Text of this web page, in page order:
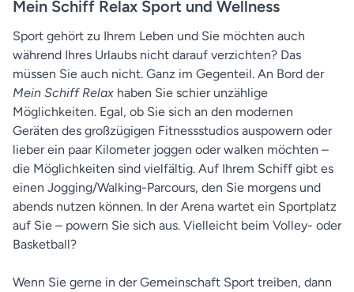
Mein Schiff Relax Sport und Wellness
Sport gehört zu Ihrem Leben und Sie möchten auch
während Ihres Urlaubs nicht darauf verzichten? Das
müssen Sie auch nicht. Ganz im Gegenteil. An Bord der
Mein Schiff Relax haben Sie schier unzählige
Möglichkeiten. Egal, ob Sie sich an den modernen
Geräten des großzügigen Fitnessstudios auspowern oder
lieber ein paar Kilometer joggen oder walken möchten –
die Möglichkeiten sind vielfältig. Auf Ihrem Schiff gibt es
einen Jogging/Walking-Parcours, den Sie morgens und
abends nutzen können. In der Arena wartet ein Sportplatz
auf Sie – powern Sie sich aus. Vielleicht beim Volley- oder
Basketball?
Wenn Sie gerne in der Gemeinschaft Sport treiben, dann